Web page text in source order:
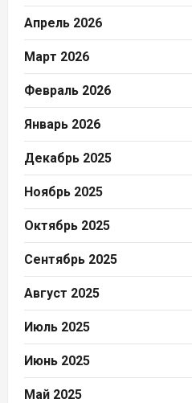
Апрель 2026
Март 2026
Февраль 2026
Январь 2026
Декабрь 2025
Ноябрь 2025
Октябрь 2025
Сентябрь 2025
Август 2025
Июль 2025
Июнь 2025
Май 2025